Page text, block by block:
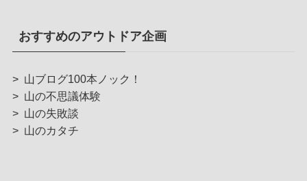
おすすめのアウトドア企画
> 山ブログ100本ノック！
> 山の不思議体験
> 山の失敗談
> 山のカタチ